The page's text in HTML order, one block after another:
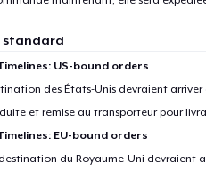
standard
US-bound orders
des États-Unis devraient
et remise au transporteur pour
EU-bound orders
du Royaume-Uni devraient